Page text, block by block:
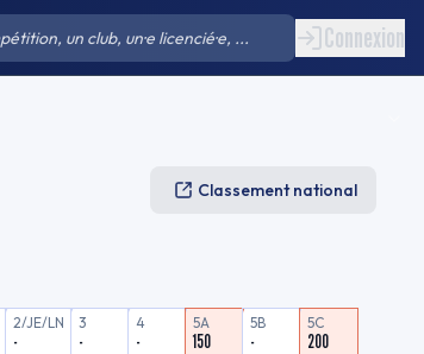
Connexion
Classement national
2/JE/LN
-
3
-
4
-
5A
150
5B
-
5C
200